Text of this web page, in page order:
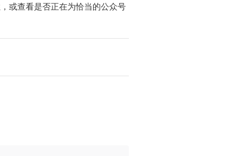
或查看是否正在为恰当的公众号